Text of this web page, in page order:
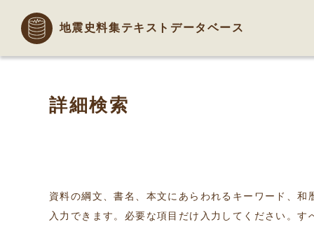
地震史料集テキストデータベース
詳細検索
資料の綱文、書名、本文にあらわれるキーワード、
入力できます。必要な項目だけ入力してください。